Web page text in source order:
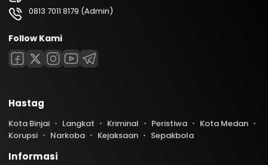
0813 7011 8179 (Admin)
Follow Kami
Hastag
Kota Binjai Langkat Kriminal Peristiwa
Kota Medan
Korupsi
Narkoba Kejaksaan Sepakbola
Informasi